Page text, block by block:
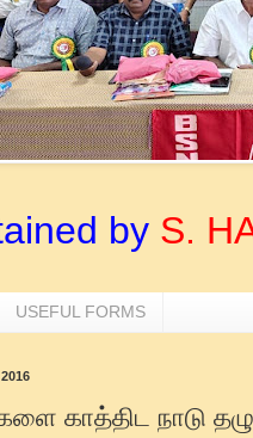
by S.
USEFUL FORMS
காத்திட நாடு